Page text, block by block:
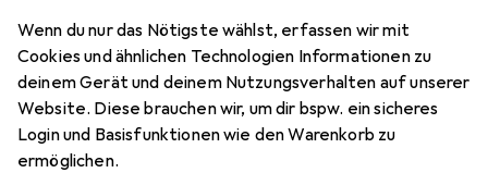
Wenn du nur das Nötigste wählst, erfassen wir mit
Cookies und ähnlichen Technologien Informationen zu
deinem Gerät und deinem Nutzungsverhalten auf unserer
Website. Diese brauchen wir, um dir bspw. ein sicheres
Login und Basisfunktionen wie den Warenkorb zu
ermöglichen.
4 Bilder
RS PROSteckschlüsselsatz
EUR
32,90